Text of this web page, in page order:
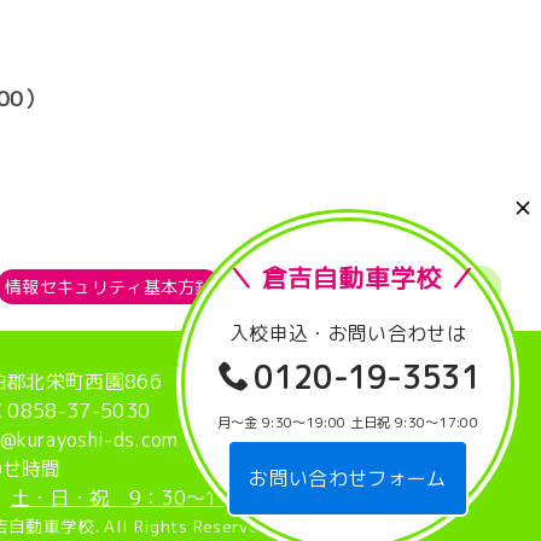
）
情報セキュリティ基本方針 リンク集 ページトップへ
北栄町西園866
0858-37-5030
ds.com
時間
土・日・祝 9：30～17：00
自動車学校. All Rights Reserved.
＼ 倉吉自動車学校 ／
入校申込・お問い合わせは
0120-19-3531
月〜金 9:30〜19:00 土日祝 9:30〜17:00
お問い合わせフォーム